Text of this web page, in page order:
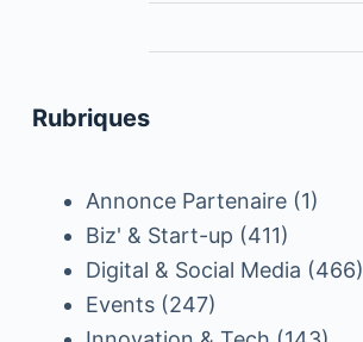
Rubriques
Annonce Partenaire(1)
Biz' & Start-up (411)
Digital & Social Media (466)
Events(247)